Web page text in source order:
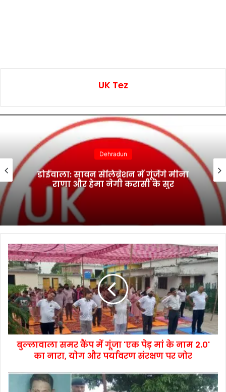
UK Tez
Dehradun
डोईवाला: सावन सेलिब्रेशन में गूंजेंगे मीना
राणा और हेमा नेगी करासी के सुर
बुल्लावाला समर कैंप में गूंजा 'एक पेड़ मां के नाम 2.0'
का नारा, योग और पर्यावरण संरक्षण पर जोर